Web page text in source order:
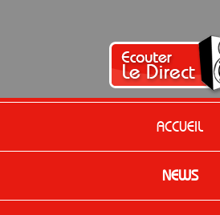
ACCUEIL
NEWS